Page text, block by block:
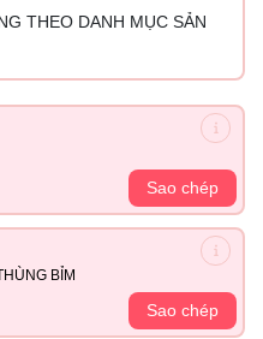
THEO DANH MỤC SẢN
Sao chép
BỈM
Sao chép